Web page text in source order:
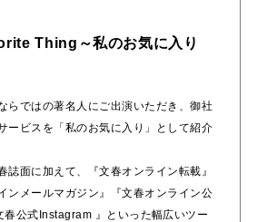
Thing～私のお気に入り
らではの著名人にご出演いただき、御社
ービスを「私のお気に入り」として紹介
誌面に加えて、『文春オンライン転載』
ンメールマガジン』『文春オンライン公
春公式Instagram 』といった幅広いツー